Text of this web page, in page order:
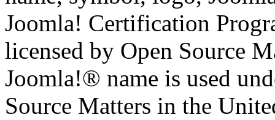
Joomla! Certification
licensed by Open Source
Joomla!® name is used
Source Matters in the